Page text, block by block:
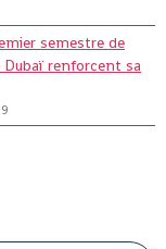
semestre de
renforcent sa